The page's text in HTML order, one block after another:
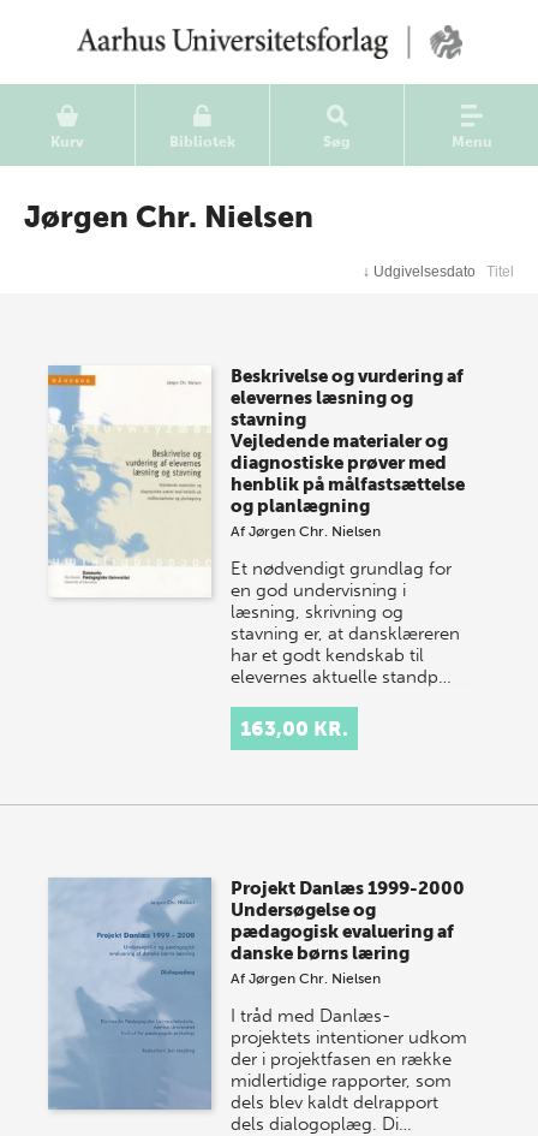
Kurv Bibliotek Søg Menu
Jørgen Chr. Nielsen
↓ Udgivelsesdato Titel
Beskrivelse og vurdering af
elevernes læsning og
stavning
Vejledende materialer og
diagnostiske prøver med
henblik på målfastsættelse
og planlægning
AfJørgen Chr. Nielsen
Et nødvendigt grundlag for
en god undervisning i
læsning, skrivning og
stavning er, at dansklæreren
har et godt kendskab til
elevernes aktuelle standp…
163,00 KR.
Projekt Danlæs 1999-2000
Undersøgelse og
pædagogisk evaluering af
danske børns læring
AfJørgen Chr. Nielsen
I tråd med Danlæs-
projektets intentioner udkom
der i projektfasen en række
midlertidige rapporter, som
dels blev kaldt delrapport
dels dialogoplæg. Di…